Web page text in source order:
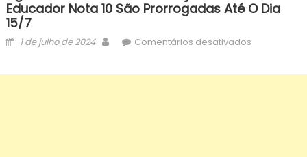
Educador Nota 10 São Prorrogadas Até O Dia
15/7
Posted
1 de julho de 2024 AuthorComentários desativadosem
Minas